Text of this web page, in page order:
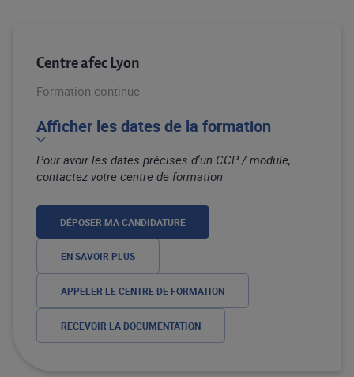
Centre afec Lyon
Formation continue
Afficher les dates de la formation
Pour avoir les dates précises d'un CCP / module,
contactez votre centre de formation
DÉPOSER MA CANDIDATURE
EN SAVOIR PLUS
APPELER LE CENTRE DE FORMATION
RECEVOIR LA DOCUMENTATION